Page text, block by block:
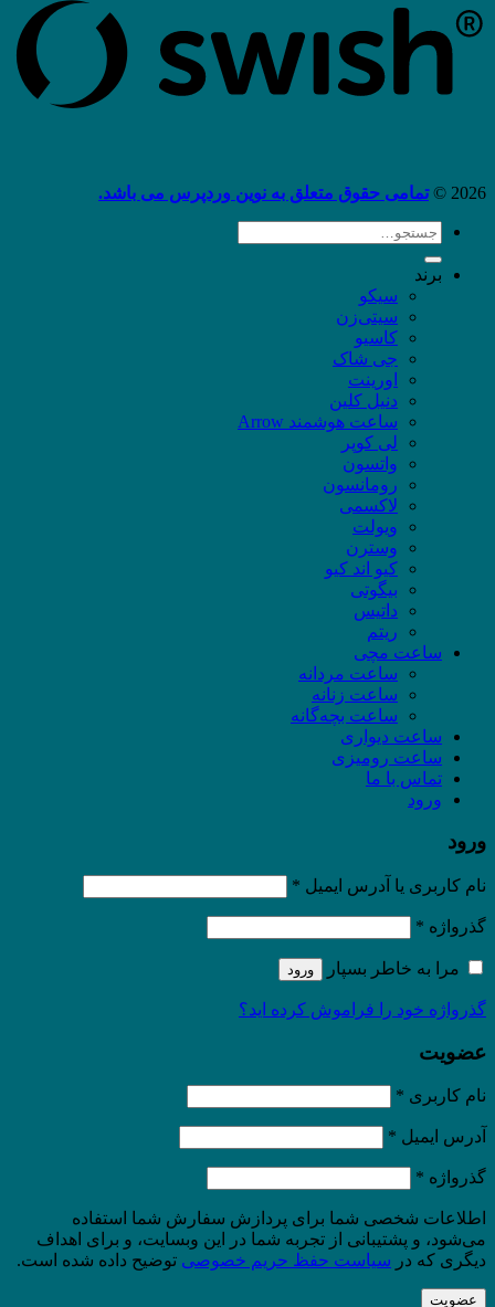
2026 ©
تمامی حقوق متعلق به نوین وردپرس می باشد.
جستجو
برند
سیکو
سیتی‌زن
کاسیو
جی شاک
اورینت
دنیل کلین
ساعت هوشمند Arrow
لی کوپر
واتسون
رومانسون
لاکسمی
ویولت
وسترن
کیو اند کیو
بیگوتی
داتیس
ریتم
ساعت مچی
ساعت مردانه
ساعت زنانه
ساعت بچه‌گانه
ساعت دیواری
ساعت رومیزی
تماس با ما
ورود
ورود
نام کاربری یا آدرس ایمیل *
گذرواژه *
مرا به خاطر بسپار ورود
گذرواژه خود را فراموش کرده اید؟
عضویت
نام کاربری *
آدرس ایمیل *
گذرواژه *
اطلاعات شخصی شما برای پردازش سفارش شما استفاده
می‌شود، و پشتیبانی از تجربه شما در این وبسایت، و برای اهداف
دیگری که در سیاست حفظ حریم خصوصی توضیح داده شده است.
عضویت